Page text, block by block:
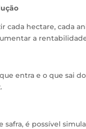
cada hectare, cada
a
entra e o que sai
é possível